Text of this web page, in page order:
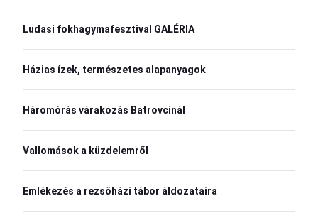
Ludasi fokhagymafesztival GALÉRIA
Házias ízek, természetes alapanyagok
Háromórás várakozás Batrovcinál
Vallomások a küzdelemről
Emlékezés a rezsőházi tábor áldozataira